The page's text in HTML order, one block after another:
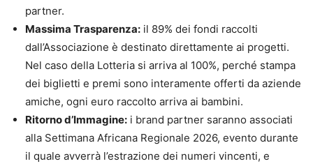
partner.
Massima Trasparenza: il 89% dei fondi raccolti
dall’Associazione è destinato direttamente ai progetti.
Nel caso della Lotteria si arriva al 100%, perché stampa
dei biglietti e premi sono interamente offerti da aziende
amiche, ogni euro raccolto arriva ai bambini.
Ritorno d’Immagine: i brand partner saranno associati
alla Settimana Africana Regionale 2026, evento durante
il quale avverrà l’estrazione dei numeri vincenti, e